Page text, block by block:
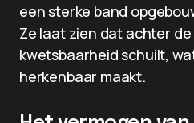
een sterke band
Ze laat zien dat achter
kwetsbaarheid schuilt,
herkenbaar maakt.